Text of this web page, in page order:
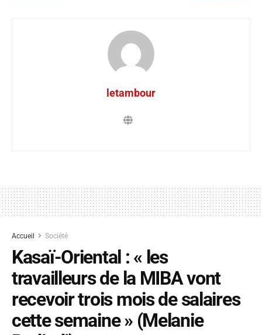
letambour
Accueil Société
Kasaï-Oriental : « les
travailleurs de la MIBA vont
recevoir trois mois de salaires
cette semaine » (Melanie